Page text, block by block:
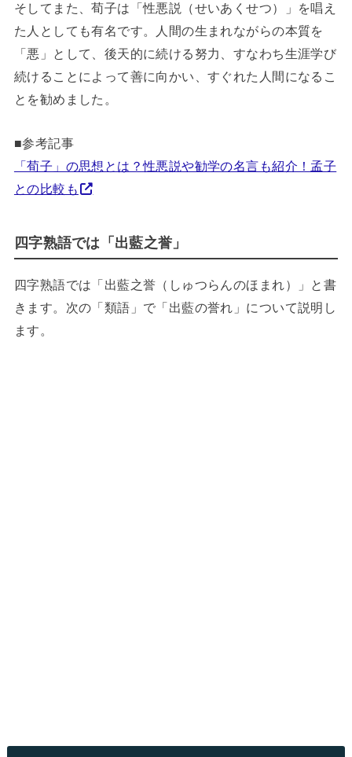
そしてまた、荀子は「性悪説（せいあくせつ）」を唱え
た人としても有名です。人間の生まれながらの本質を
「悪」として、後天的に続ける努力、すなわち生涯学び
続けることによって善に向かい、すぐれた人間になるこ
とを勧めました。
■参考記事
「荀子」の思想とは？性悪説や勧学の名言も紹介！孟子
との比較も
四字熟語では「出藍之誉」
四字熟語では「出藍之誉（しゅつらんのほまれ）」と書
きます。次の「類語」で「出藍の誉れ」について説明し
ます。